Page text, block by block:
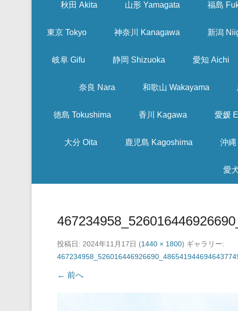
秋田 Akita 山形 Yamagata 福島
東京 Tokyo 神奈川 Kanagawa 新潟
岐阜 Gifu 静岡 Shizuoka 愛知 Aichi
奈良 Nara 和歌山 Wakayama
徳島 Tokushima 香川 Kagawa 愛媛
大分 Oita 鹿児島 Kagoshima 沖
愛
投稿日: 2024年11月17日 (1440 × 1800) ギャラリー:
← 前へ